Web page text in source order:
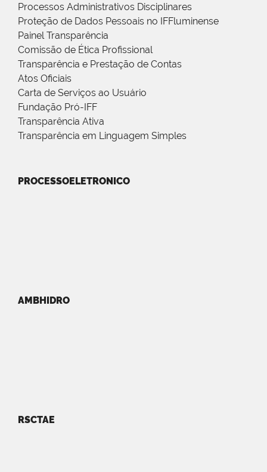
Processos Administrativos Disciplinares
Proteção de Dados Pessoais no IFFluminense
Painel Transparência
Comissão de Ética Profissional
Transparência e Prestação de Contas
Atos Oficiais
Carta de Serviços ao Usuário
Fundação Pró-IFF
Transparência Ativa
Transparência em Linguagem Simples
PROCESSOELETRONICO
AMBHIDRO
RSCTAE